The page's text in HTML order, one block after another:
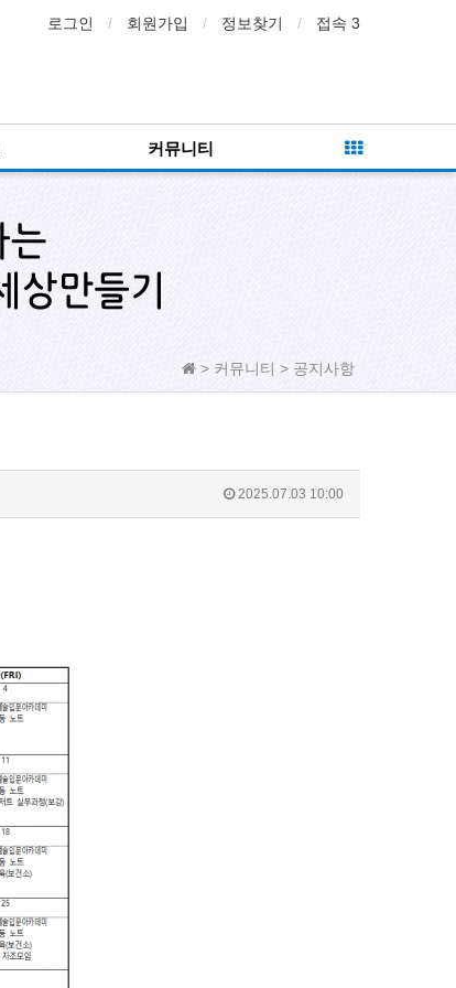
로그인 회원가입 정보찾기 접속 3
커뮤니티
> 커뮤니티 > 공지사항
2025.07.03 10:00